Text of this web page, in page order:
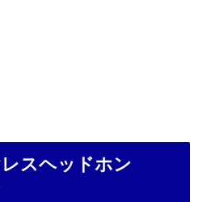
スヘッドホン